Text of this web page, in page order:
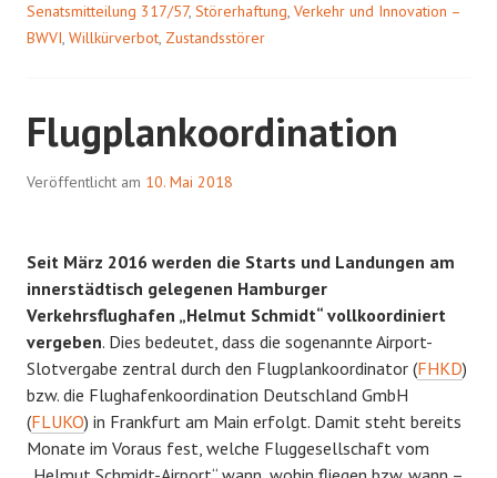
Senatsmitteilung 317/57, Störerhaftung, Verkehr und Innovation –
BWVI, Willkürverbot, Zustandsstörer
Flugplankoordination
Veröffentlicht am 10. Mai 2018
Seit März 2016 werden die Starts und Landungen am
innerstädtisch gelegenen Hamburger
Verkehrsflughafen „Helmut Schmidt“ vollkoordiniert
vergeben. Dies bedeutet, dass die sogenannte Airport-
Slotvergabe zentral durch den Flugplankoordinator (FHKD)
bzw. die Flughafenkoordination Deutschland GmbH
(FLUKO) in Frankfurt am Main erfolgt. Damit steht bereits
Monate im Voraus fest, welche Fluggesellschaft vom